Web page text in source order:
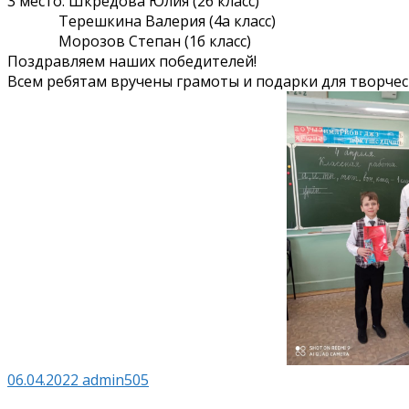
Терешкина Валерия (4а класс)
Морозов Степан (1б класс)
Поздравляем наших победителей!
Всем ребятам вручены грамоты и подарки для
06.04.2022 admin505